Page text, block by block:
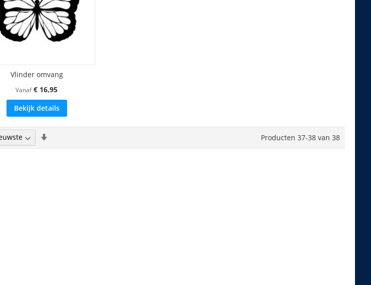
Vlinder omvang
Vanaf € 16,95
Bekijk details
Producten 37-38 van 38